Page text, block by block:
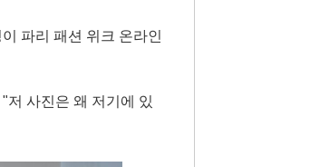
파리 패션 위크 온라인
저 사진은 왜 저기에 있